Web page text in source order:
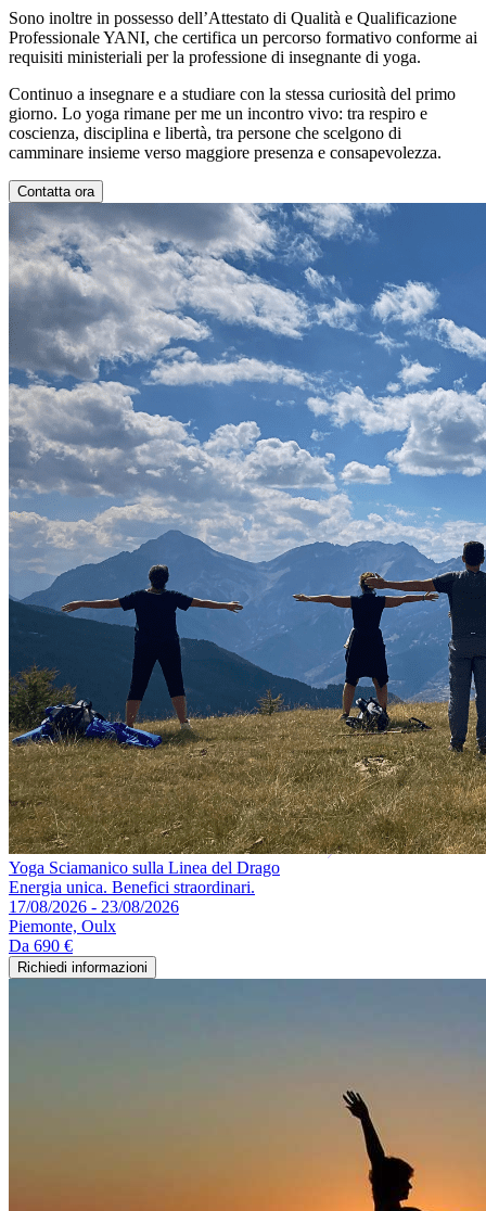
Sono inoltre in possesso dell’Attestato di Qualità e Qualificazione
Professionale YANI, che certifica un percorso formativo conforme ai
requisiti ministeriali per la professione di insegnante di yoga.
Continuo a insegnare e a studiare con la stessa curiosità del primo
giorno. Lo yoga rimane per me un incontro vivo: tra respiro e
coscienza, disciplina e libertà, tra persone che scelgono di
camminare insieme verso maggiore presenza e consapevolezza.
Contatta ora
Yoga Sciamanico sulla Linea del Drago
Energia unica. Benefici straordinari.
17/08/2026 - 23/08/2026
Piemonte, Oulx
Da 690 €
Richiedi informazioni